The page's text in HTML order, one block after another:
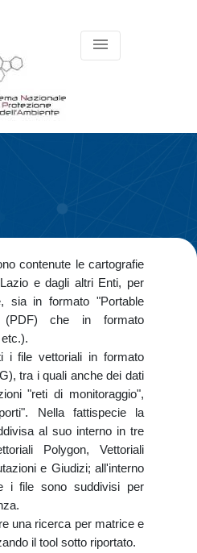
menu
contenute le cartografie
e dagli altri Enti, per
sia in formato "Portable
(PDF) che in formato
i file vettoriali in formato
tra i quali anche dei dati
"reti di monitoraggio",
Nella fattispecie la
al suo interno in tre
Polygon, Vettoriali
e Giudizi; all'interno
i file sono suddivisi per
una ricerca per matrice e
il tool sotto riportato.